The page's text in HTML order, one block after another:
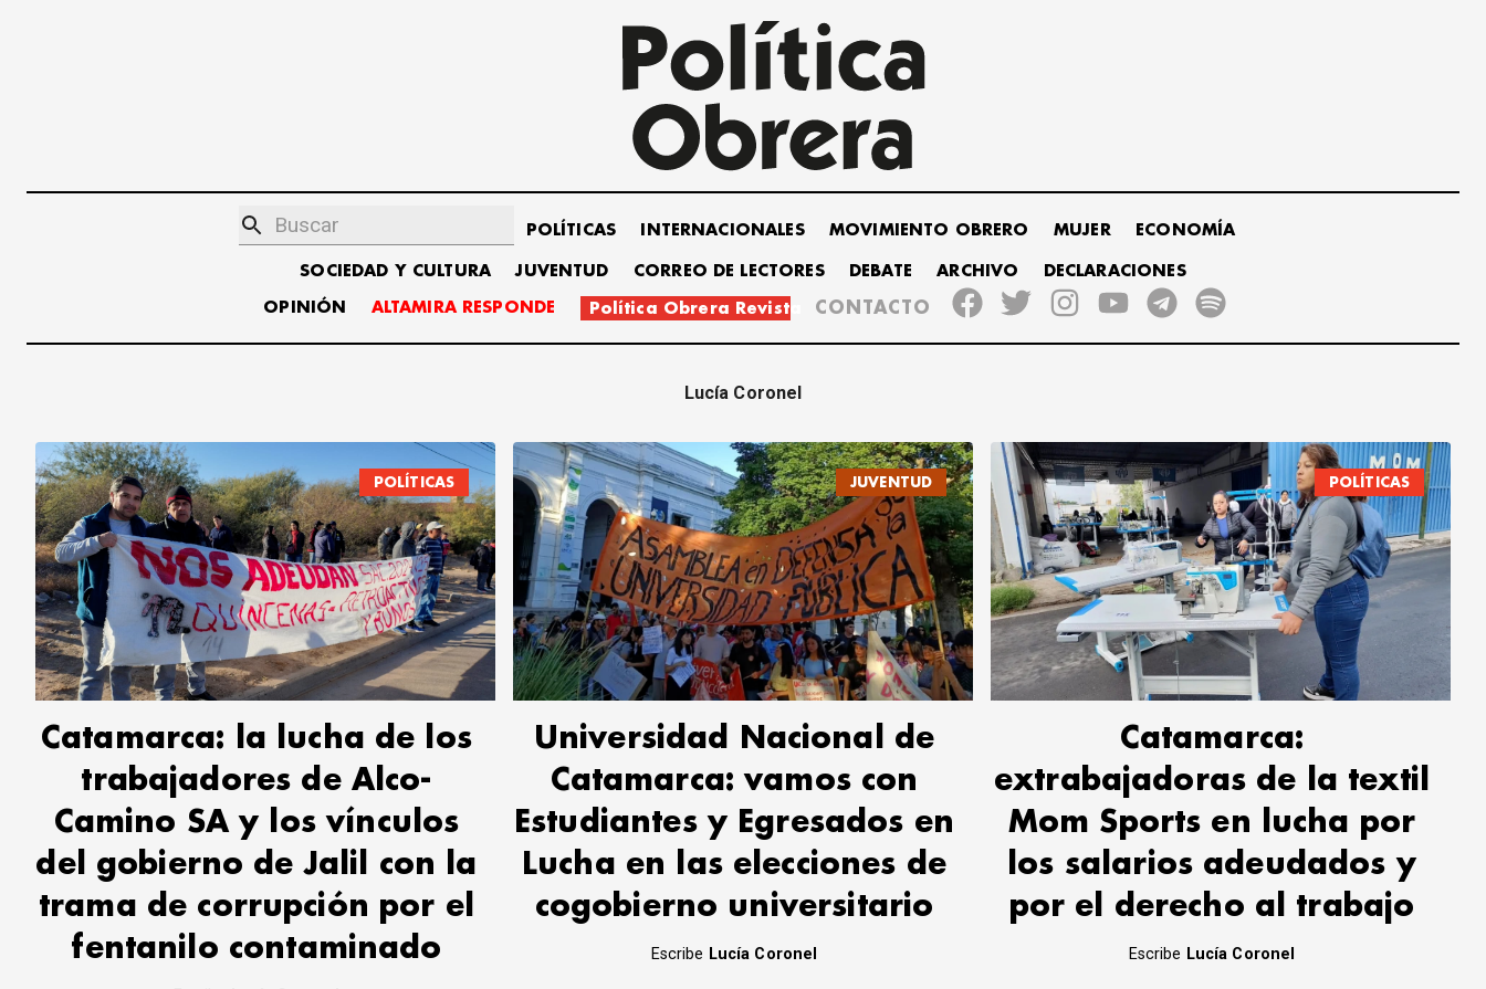
POLÍTICAS INTERNACIONALES MOVIMIENTO OBRERO MUJER ECONOMÍA
SOCIEDAD Y CULTURA JUVENTUD CORREO DE LECTORES DEBATE ARCHIVO DECLARACIONES
OPINIÓN ALTAMIRA RESPONDE Política Obrera Revista CONTACTO
Lucía Coronel
POLÍTICAS
Catamarca: la lucha de los
trabajadores de Alco-
Camino SA y los vínculos
del gobierno de Jalil con la
trama de corrupción por el
fentanilo contaminado
JUVENTUD
Universidad Nacional de
Catamarca: vamos con
Estudiantes y Egresados en
Lucha en las elecciones de
cogobierno universitario
Escribe Lucía Coronel
POLÍTICAS
Catamarca:
extrabajadoras de la textil
Mom Sports en lucha por
los salarios adeudados y
por el derecho al trabajo
Escribe Lucía Coronel